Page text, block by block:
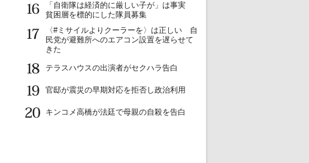
16
「自衛隊は経済的に厳しい子が」は事実
貧困層を標的にした隊員募集
17
〈#ミサイルよりクーラーを〉は正しい 自
民党が避難所へのエアコン設置を遅らせて
きた
18
テラスハウスの出演者がセクハラ告白
19
官邸が震災の早期対応を拒否し政治利用
20
キンコメ高橋が法廷で母親の自殺を告白